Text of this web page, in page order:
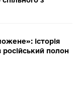
історія
полон